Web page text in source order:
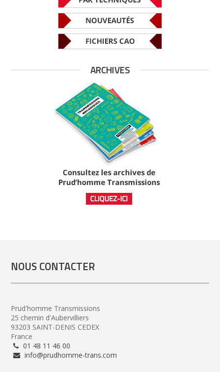
ARCHIVES
NOUS CONTACTER
Prud'homme Transmissions
25 chemin d'Aubervilliers
93203 SAINT-DENIS CEDEX
France
01 48 11 46 00
info@prudhomme-trans.com